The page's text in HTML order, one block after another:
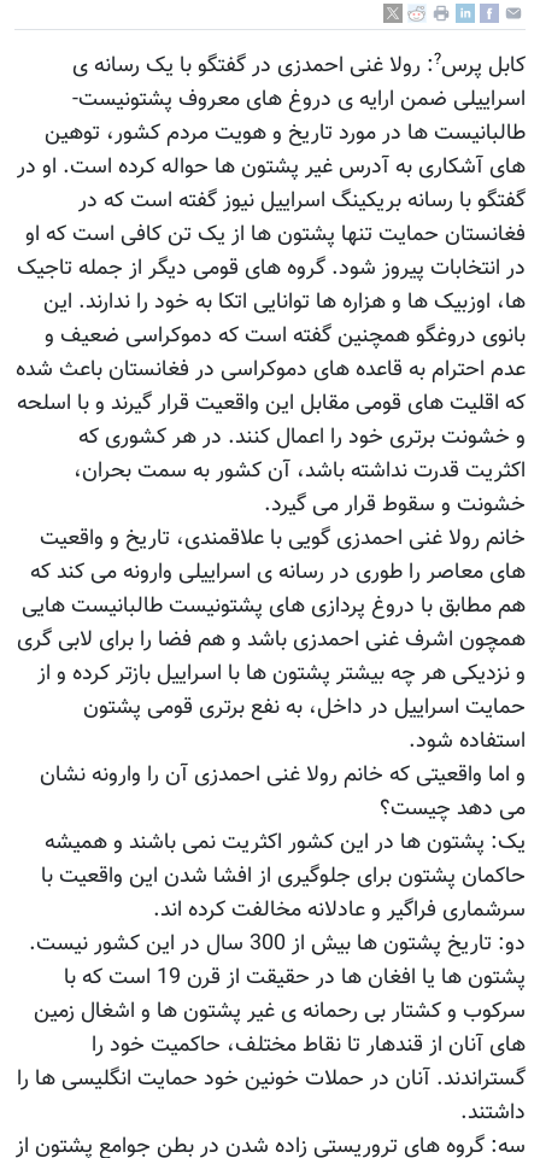
کابل پرس?: رولا غنی احمدزی در گفتگو با یک رسانه ی
اسراییلی ضمن ارایه ی دروغ های معروف پشتونیست-
طالبانیست ها در مورد تاریخ و هویت مردم کشور، توهین
های آشکاری به آدرس غیر پشتون ها حواله کرده است. او در
گفتگو با رسانه بریکینگ اسراییل نیوز گفته است که در
فغانستان حمایت تنها پشتون ها از یک تن کافی است که او
در انتخابات پیروز شود. گروه های قومی دیگر از جمله تاجیک
ها، اوزبیک ها و هزاره ها توانایی اتکا به خود را ندارند. این
بانوی دروغگو همچنین گفته است که دموکراسی ضعیف و
عدم احترام به قاعده های دموکراسی در فغانستان باعث شده
که اقلیت های قومی مقابل این واقعیت قرار گیرند و با اسلحه
و خشونت برتری خود را اعمال کنند. در هر کشوری که
اکثریت قدرت نداشته باشد، آن کشور به سمت بحران،
خشونت و سقوط قرار می گیرد.
خانم رولا غنی احمدزی گویی با علاقمندی، تاریخ و واقعیت
های معاصر را طوری در رسانه ی اسراییلی وارونه می کند که
هم مطابق با دروغ پردازی های پشتونیست طالبانیست هایی
همچون اشرف غنی احمدزی باشد و هم فضا را برای لابی گری
و نزدیکی هر چه بیشتر پشتون ها با اسراییل بازتر کرده و از
حمایت اسراییل در داخل، به نفع برتری قومی پشتون
استفاده شود.
و اما واقعیتی که خانم رولا غنی احمدزی آن را وارونه نشان
می دهد چیست؟
یک: پشتون ها در این کشور اکثریت نمی باشند و همیشه
حاکمان پشتون برای جلوگیری از افشا شدن این واقعیت با
سرشماری فراگیر و عادلانه مخالفت کرده اند.
دو: تاریخ پشتون ها بیش از 300 سال در این کشور نیست.
پشتون ها یا افغان ها در حقیقت از قرن 19 است که با
سرکوب و کشتار بی رحمانه ی غیر پشتون ها و اشغال زمین
های آنان از قندهار تا نقاط مختلف، حاکمیت خود را
گستراندند. آنان در حملات خونین خود حمایت انگلیسی ها را
داشتند.
سه: گروه های تروریستی زاده شدن در بطن جوامع پشتون از